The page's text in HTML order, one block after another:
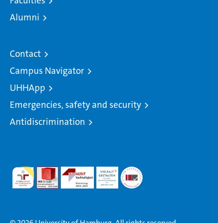
Alumni
Contact
Campus Navigator
UHHApp
Emergencies, safety and security
Antidiscrimination